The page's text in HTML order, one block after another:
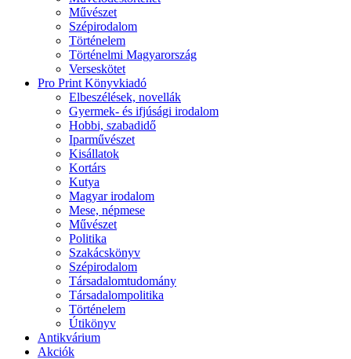
Művészet
Szépirodalom
Történelem
Történelmi Magyarország
Verseskötet
Pro Print Könyvkiadó
Elbeszélések, novellák
Gyermek- és ifjúsági irodalom
Hobbi, szabadidő
Iparművészet
Kisállatok
Kortárs
Kutya
Magyar irodalom
Mese, népmese
Művészet
Politika
Szakácskönyv
Szépirodalom
Társadalomtudomány
Társadalompolitika
Történelem
Útikönyv
Antikvárium
Akciók